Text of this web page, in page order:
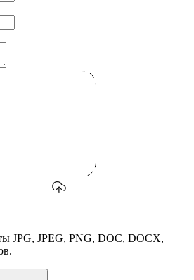
JPG, JPEG, PNG, DOC, DOCX,